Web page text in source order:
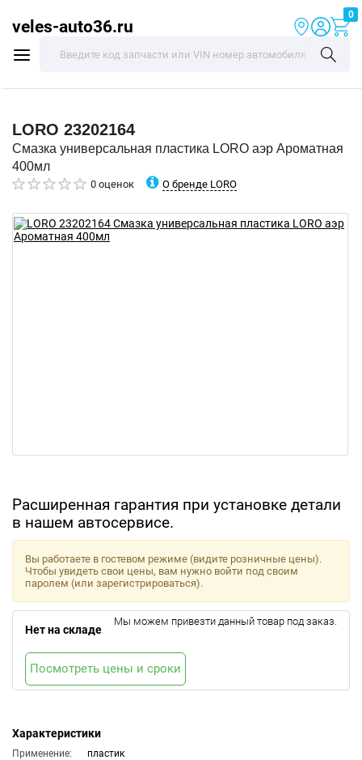
veles-auto36.ru
0
LORO 23202164
Смазка универсальная пластика LORO аэр Ароматная
400мл
0 оценок О бренде LORO
Расширенная гарантия при установке детали
в нашем автосервисе.
Характеристики
Применение:
пластик
Вы работаете в гостевом режиме (видите розничные цены).
Чтобы увидеть свои цены, вам нужно войти под своим
паролем (или зарегистрироваться).
Нет на складе
Мы можем привезти данный товар под заказ.
Посмотреть цены и сроки